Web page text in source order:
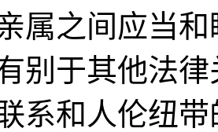
属之间应当
别于其他法
系和人伦纽